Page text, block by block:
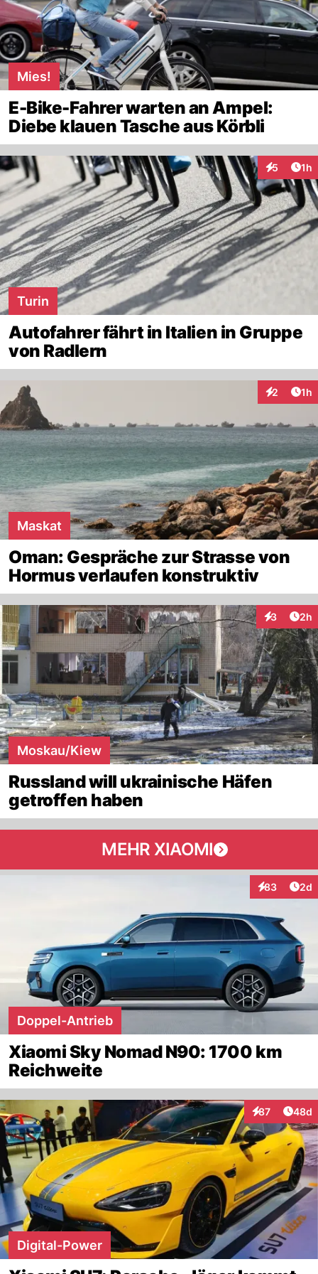
Mies!
E-Bike-Fahrer warten an Ampel:
Diebe klauen Tasche aus Körbli
5 1h
Turin
Autofahrer fährt in Italien in Gruppe
von Radlern
2 1h
Maskat
Oman: Gespräche zur Strasse von
Hormus verlaufen konstruktiv
3 2h
Moskau/Kiew
Russland will ukrainische Häfen
getroffen haben
MEHR XIAOMI
83
Interaktionen
2d
Doppel-Antrieb
Xiaomi Sky Nomad N90: 1700 km
Reichweite
87
Interaktionen
48d
Digital-Power